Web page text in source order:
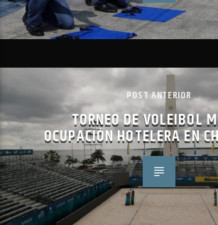
POST ANTERIOR
TORNEO DE VOLEIBOL
OCUPACIÓN HOTELERA EN